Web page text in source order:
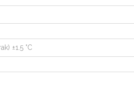
±1.5 °C